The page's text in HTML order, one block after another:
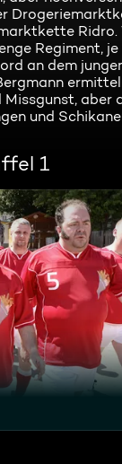
Regiment,
an dem
Missgunst,
und
1